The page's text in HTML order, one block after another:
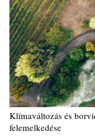
Klímaváltozás és
felemelkedése